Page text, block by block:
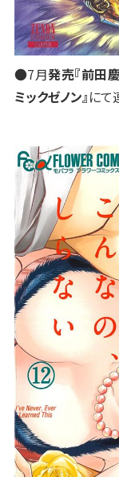
●7月発売『前田
ミックゼノン』にて